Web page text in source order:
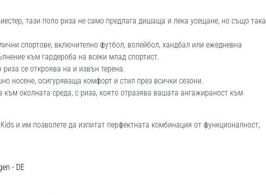
тази поло риза не само предлага дишаща и лека усещане, но също така
спортове, включително футбол, волейбол, хандбал или ежедневна
към гардероба на всеки млад спортист.
се откроява на и извън терена.
носене, осигуряваща комфорт и стил през всички сезони.
към околната среда, с риза, която отразява вашата ангажираност към
и им позволете да изпитат перфектната комбинация от функционалност,
- DE